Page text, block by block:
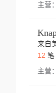
主营：
来自
12 笔
主营：